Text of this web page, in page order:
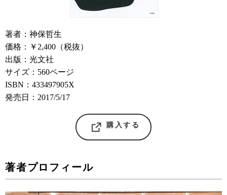
著者：神保哲生
価格：￥2,400（税抜）
出版：光文社
サイズ：560ページ
ISBN：433497905X
発売日：2017/5/17
購入する
著者プロフィール